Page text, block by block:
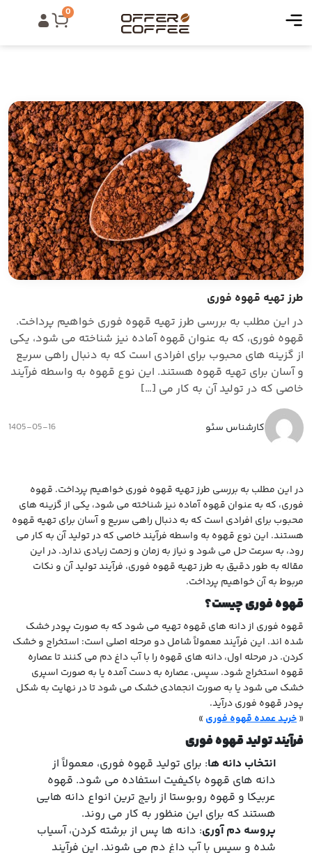
0
طرز تهیه قهوه فوری
در این مطلب به بررسی طرز تهیه قهوه فوری خواهیم پرداخت.
قهوه فوری، که به عنوان قهوه آماده نیز شناخته می شود، یکی
از گزینه های محبوب برای افرادی است که به دنبال راهی سریع
و آسان برای تهیه قهوه هستند. این نوع قهوه به واسطه فرآیند
خاصی که در تولید آن به کار می […]
کارشناس سئو 1405-05-16
در این مطلب به بررسی طرز تهیه قهوه فوری خواهیم پرداخت. قهوه
فوری، که به عنوان قهوه آماده نیز شناخته می شود، یکی از گزینه های
محبوب برای افرادی است که به دنبال راهی سریع و آسان برای تهیه قهوه
هستند. این نوع قهوه به واسطه فرآیند خاصی که در تولید آن به کار می
رود، به سرعت حل می شود و نیاز به زمان و زحمت زیادی ندارد. در این
مقاله به طور دقیق به طرز تهیه قهوه فوری، فرآیند تولید آن و نکات
مربوط به آن خواهیم پرداخت.
قهوه فوری چیست؟
قهوه فوری از دانه های قهوه تهیه می شود که به صورت پودر خشک
شده اند. این فرآیند معمولاً شامل دو مرحله اصلی است: استخراج و خشک
کردن. در مرحله اول، دانه های قهوه را با آب داغ دم می کنند تا عصاره
قهوه استخراج شود. سپس، عصاره به دست آمده یا به صورت اسپری
خشک می شود یا به صورت انجمادی خشک می شود تا در نهایت به شکل
پودر قهوه فوری درآید.
«خرید عمده قهوه فوری »
فرآیند تولید قهوه فوری
انتخاب دانه ها: برای تولید قهوه فوری، معمولاً از
دانه های قهوه باکیفیت استفاده می شود. قهوه
عربیکا و قهوه روبوستا از رایج ترین انواع دانه هایی
هستند که برای این منظور به کار می روند.
پروسه دم آوری: دانه ها پس از برشته کردن، آسیاب
شده و سپس با آب داغ دم می شوند. این فرآیند